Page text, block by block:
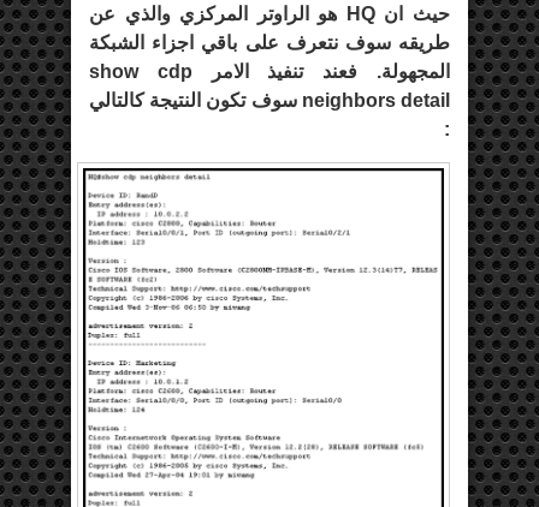
حيث ان HQ هو الراوتر المركزي والذي عن
طريقه سوف نتعرف على باقي اجزاء الشبكة
المجهولة. فعند تنفيذ الامر show cdp
neighbors detail سوف تكون النتيجة كالتالي
: